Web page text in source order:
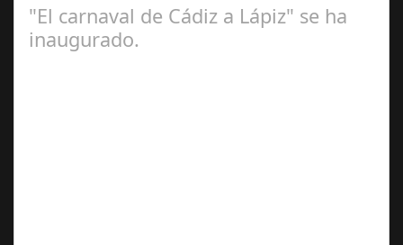
"El carnaval de Cádiz a Lápiz" se ha
inaugurado.